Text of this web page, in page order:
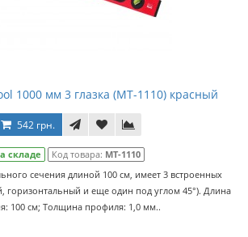
1000 мм 3 глазка (MT-1110) красный
542 грн.
складе Код товара: MT-1110
сечения длиной 100 см, имеет 3 встроенных
горизонтальный и еще один под углом 45°). Длина
100 см; Толщина профиля: 1,0 мм..